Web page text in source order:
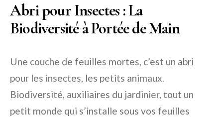
Abri pour Insectes : La
Biodiversité à Portée de Main
Une couche de feuilles mortes, c’est un abri
pour les insectes, les petits animaux.
Biodiversité, auxiliaires du jardinier, tout un
petit monde qui s’installe sous vos feuilles